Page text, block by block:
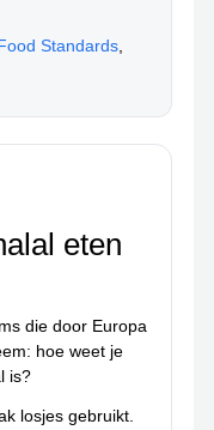
Standards
eten
die door Europa
hoe weet je
is?
losjes gebruikt.